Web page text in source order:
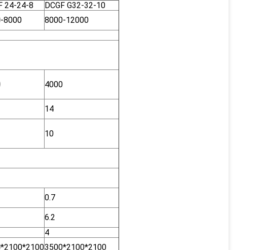
24-24-8
DCGF G32-32-10
8000
8000-12000
4000
14
10
0.7
6.2
4
3500*2100*2100